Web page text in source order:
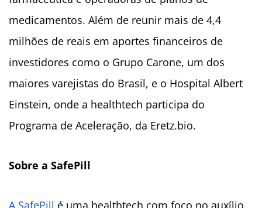
medicamentos. Além de reunir mais de 4,4
milhões de reais em aportes financeiros de
investidores como o Grupo Carone, um dos
maiores varejistas do Brasil, e o Hospital Albert
Einstein, onde a healthtech participa do
Programa de Aceleração, da Eretz.bio.
Sobre a SafePill
A SafePill é uma healthtech com foco no auxílio